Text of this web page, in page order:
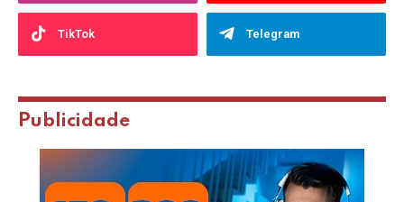
TikTok Telegram
Publicidade